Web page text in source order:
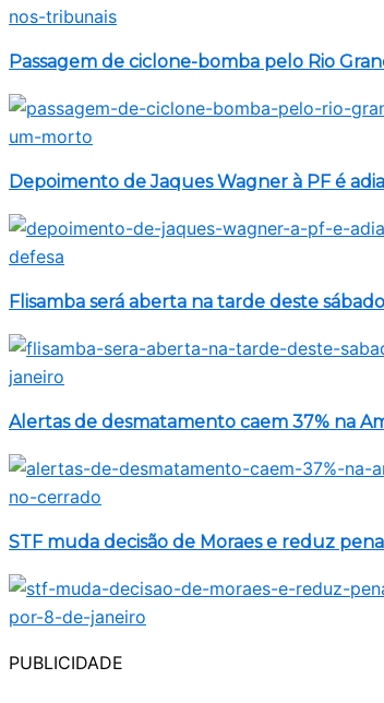
Passagem de ciclone-bomba pelo Rio
Depoimento de Jaques Wagner à PF é
Flisamba será aberta na tarde deste
Alertas de desmatamento caem 37% na
STF muda decisão de Moraes e reduz
PUBLICIDADE